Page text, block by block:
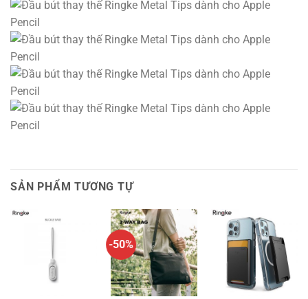
SẢN PHẨM TƯƠNG TỰ
-50%